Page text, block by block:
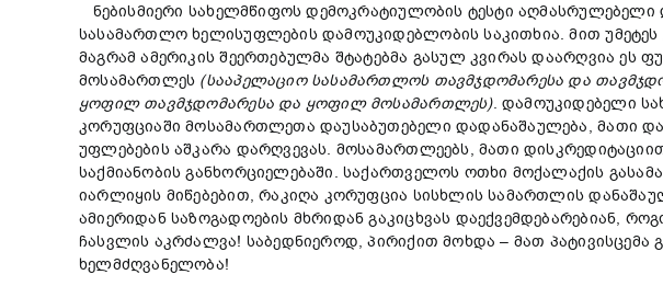
ნებისმიერი სახელმწიფოს დემოკრატიულობის ტესტი
სასამართლო ხელისუფლების დამოუკიდებლობის საკითხია. მით
მაგრამ ამერიკის შეერთებულმა შტატებმა გასულ კვირას დაარღვია
მოსამართლეს (სააპელაციო სასამართლოს თავმჯდომარესა და
ყოფილ თავმჯდომარესადა ყოფილ მოსამართლეს). დამოუკიდებელი
კორუფციაში მოსამართლეთა დაუსაბუთებელი დადანაშაულება, მათი და
უფლებების აშკარა დარღვევას. მოსამართლეებს, მათი
საქმიანობის განხორციელებაში. საქართველოს ოთხი მოქალაქის
იარლიყის მიწებებით, რაკიღა კორუფცია სისხლის სამართლის
ამიერიდან საზოგადოების მხრიდან გაკიცხვას დაექვემდებარებიან,
ჩასვლის აკრძალვა! საბედნიეროდ, პირიქით მოხდა – მათ
ხელმძღვანელობა!